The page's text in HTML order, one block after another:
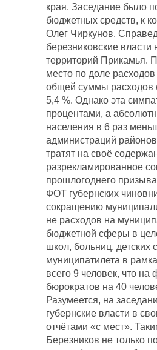
края. Заседание было
бюджетных средств, к
Олег Чиркунов.
березниковские
территорий Прикамья.
место по доле
общей суммы расходов
5,4 %. Однако эта
процентами, а
населения в 6 раз
администраций
тратят на своё
разрекламированное
прошлогоднего
ФОТ губернских
сокращению
не расходов на
бюджетной сферы в
школ, больниц, детских
муниципатилета в
всего 9 человек, что
бюрократов на 40
Разумеется, на
губернские власти в
отчётами «с мест».
Березников не только